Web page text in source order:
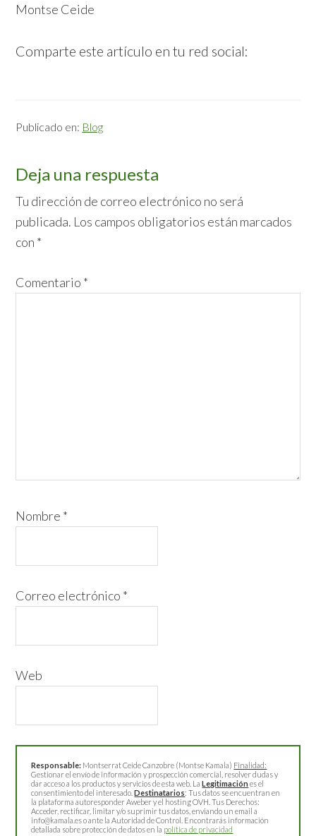
Montse Ceide
Comparte este artículo en tu red social:
Publicado en: Blog
Interacciones
con
los
lectores
Deja una respuesta
Tu dirección de correo electrónico no será
publicada. Los campos obligatorios están marcados
con *
Comentario *
Nombre *
Correo electrónico *
Web
Responsable: Montserrat Ceide Canzobre (Montse Kamala) Finalidad:
Gestionar el envío de información y prospección comercial, resolver dudas y
dar acceso a los productos y servicios de esta web. LaLegitimación es el
consentimiento del interesado.Destinatarios: Tus datos se encuentran en
la plataforma autoresponder Aweber y el hosting OVH. Tus Derechos:
Acceder, rectificar, limitar y/o suprimir tus datos, enviando un email a
info@kamala.es o ante la Autoridad de Control. Encontrarás información
detallada sobre protección de datos en la política de privacidad